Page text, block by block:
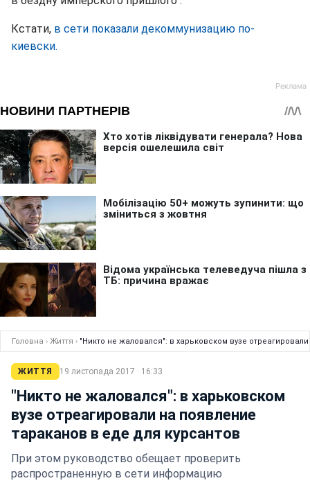
Кстати, в сети показали декоммунизацию по-
киевски.
Головна › Життя › "Никто не жаловался": в харьковском вузе
ЖИТТЯ 19 листопада 2017 · 16:33
"Никто не жаловался": в харьковском
вузе отреагировали на появление
тараканов в еде для курсантов
При этом руководство обещает проверить
распространенную в сети информацию